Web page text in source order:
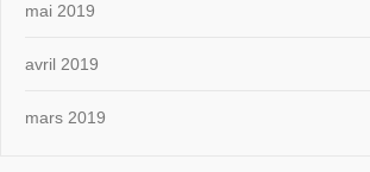
mai 2019
avril 2019
mars 2019